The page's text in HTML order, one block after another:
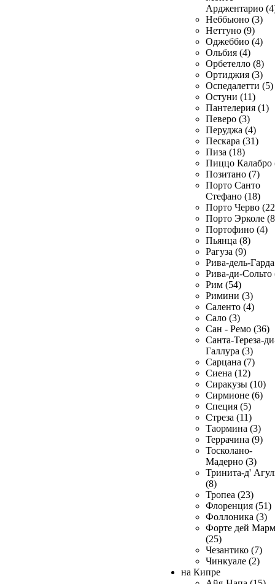
Арджентарио
Неббьюно (3)
Неттуно (9)
Оджеббио (4)
Ольбия (4)
Орбетелло (8)
Ортиджия (3)
Оспедалетти (5)
Остуни (11)
Пантелерия (1)
Певеро (3)
Перуджа (4)
Пескара (31)
Пиза (18)
Пиццо Калабро
Позитано (7)
Порто Санто
Стефано (18)
Порто Черво
Порто Эрколе
Портофино (4)
Пьянца (8)
Рагуза (9)
Рива-дель-
Рива-ди-Сольто
Рим (54)
Римини (3)
Саленто (4)
Сало (3)
Сан - Ремо (36)
Санта-Тереза-
Галлура (3)
Сарцана (7)
Сиена (12)
Сиракузы (10)
Сирмионе (6)
Специя (5)
Стреза (11)
Таормина (3)
Террачина (9)
Тосколано-
Мадерно (3)
Тринита-д'
(8)
Тропеа (23)
Флоренция (51)
Фоллоника (3)
Форте дей
(25)
Чезантико (7)
Чинкуале (2)
на Кипре